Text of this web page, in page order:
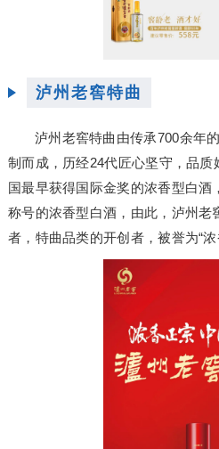
泸州老窖特曲
泸州老窖特曲由传承700余年
制而成，历经24代匠心坚守，品
国最早获得国际金奖的浓香型白酒
称号的浓香型白酒，由此，泸州老
者，特曲品类的开创者，被誉为“浓